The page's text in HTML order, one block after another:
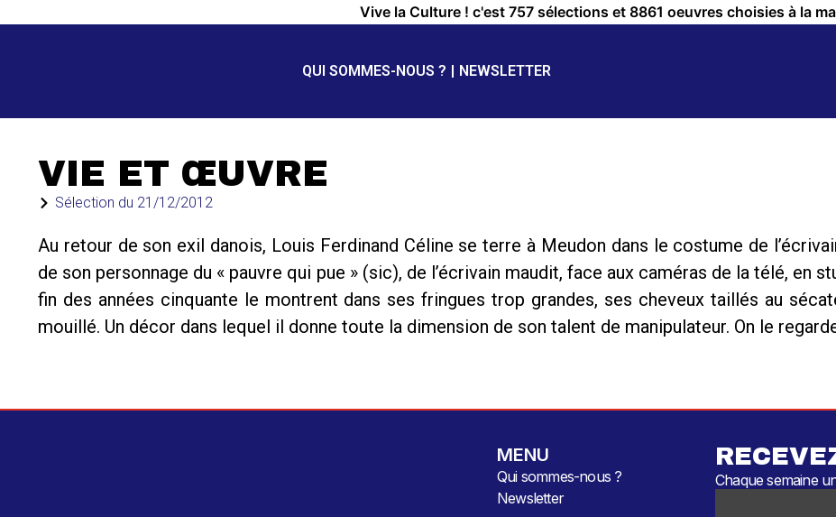
Vive la Culture ! c'est 757 sélections et 8861 oeuvres choisies à la
QUI SOMMES-NOUS ? NEWSLETTER
VIE ET ŒUVRE
Sélection du 21/12/2012
Au retour de son exil danois, Louis Ferdinand Céline se terre à Meudon dans le costume de
de son personnage du « pauvre qui pue » (sic), de l’écrivain maudit, face aux caméras de la télé, en
fin des années cinquante le montrent dans ses fringues trop grandes, ses cheveux taillés au
mouillé. Un décor dans lequel il donne toute la dimension de son talent de manipulateur. On le
MENU
Qui sommes-nous ?
Newsletter
Chaque semaine